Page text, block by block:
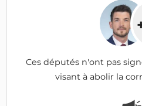
Ces députés n'ont pas
visant à abolir la